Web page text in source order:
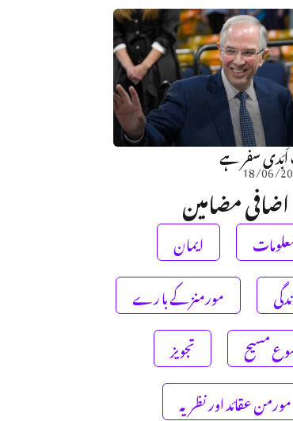
اَبَدی سفر ہے
18/06/
اضافی مضامین
ایمان
مورمنز کے با رے
مسیح
تجویز
مورمن عقائد اور نظریہ